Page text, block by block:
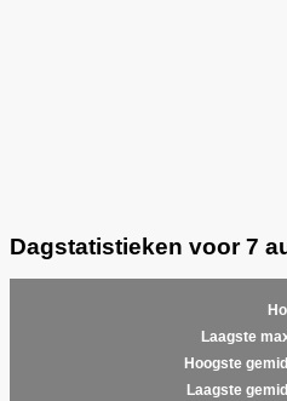
Dagstatistieken voor 7
Laagste
Hoogste
Laagste